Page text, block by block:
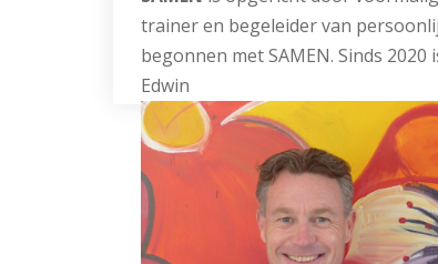
trainer en begeleider van
begonnen met SAMEN. Sinds